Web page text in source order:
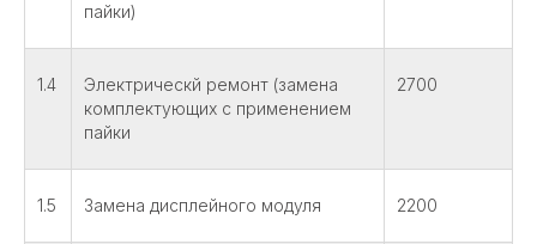
пайки)
1.4
Электрическй ремонт (замена
комплектующих с применением
пайки
2700
1.5 Замена дисплейного модуля 2200